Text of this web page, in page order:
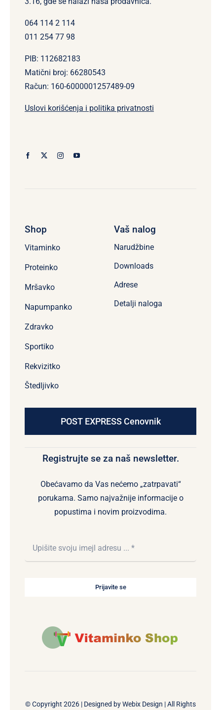
064 114 2 114
011 254 77 98
PIB: 112682183
Matični broj: 66280543
Račun: 160-6000001257489-09
Uslovi korišćenja i politika privatnosti
Shop
Vitaminko
Proteinko
Mršavko
Napumpanko
Zdravko
Sportiko
Rekvizitko
Štedljivko
Vaš nalog
Narudžbine
Downloads
Adrese
Detalji naloga
POST EXPRESS Cenovnik
Registrujte se za naš newsletter.
Obećavamo da Vas nećemo „zatrpavati“
porukama. Samo najvažnije informacije o
popustima i novim proizvodima.
Prijavite se
© Copyright 2026 | Designed byWebix Design | All Rights